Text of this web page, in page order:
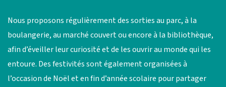
Nous proposons régulièrement des sorties au parc, à la
boulangerie, au marché couvert ou encore à la bibliothèque,
afin d’éveiller leur curiosité et de les ouvrir au monde qui les
entoure. Des festivités sont également organisées à
l’occasion de Noël et en fin d’année scolaire pour partager